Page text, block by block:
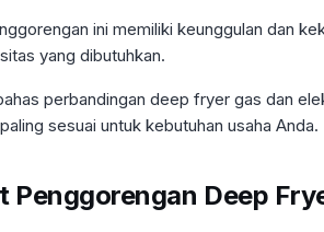
ini memiliki keunggulan dan
yang dibutuhkan.
perbandingan deep fryer gas dan
sesuai untuk kebutuhan usaha Anda.
Penggorengan Deep